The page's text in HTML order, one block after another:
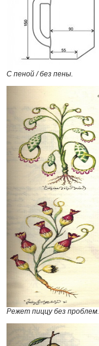
С пеной / без пены.
Режет пиццу без проблем.